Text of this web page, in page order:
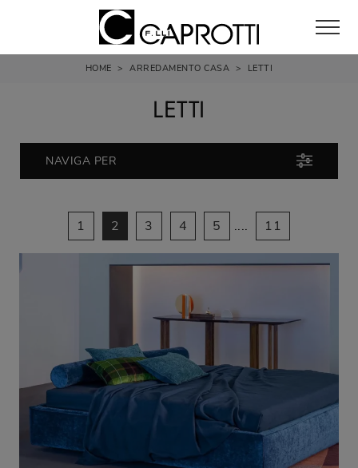
HOME > ARREDAMENTO CASA > LETTI
LETTI
NAVIGA PER
1 2 3 4 5 .... 11